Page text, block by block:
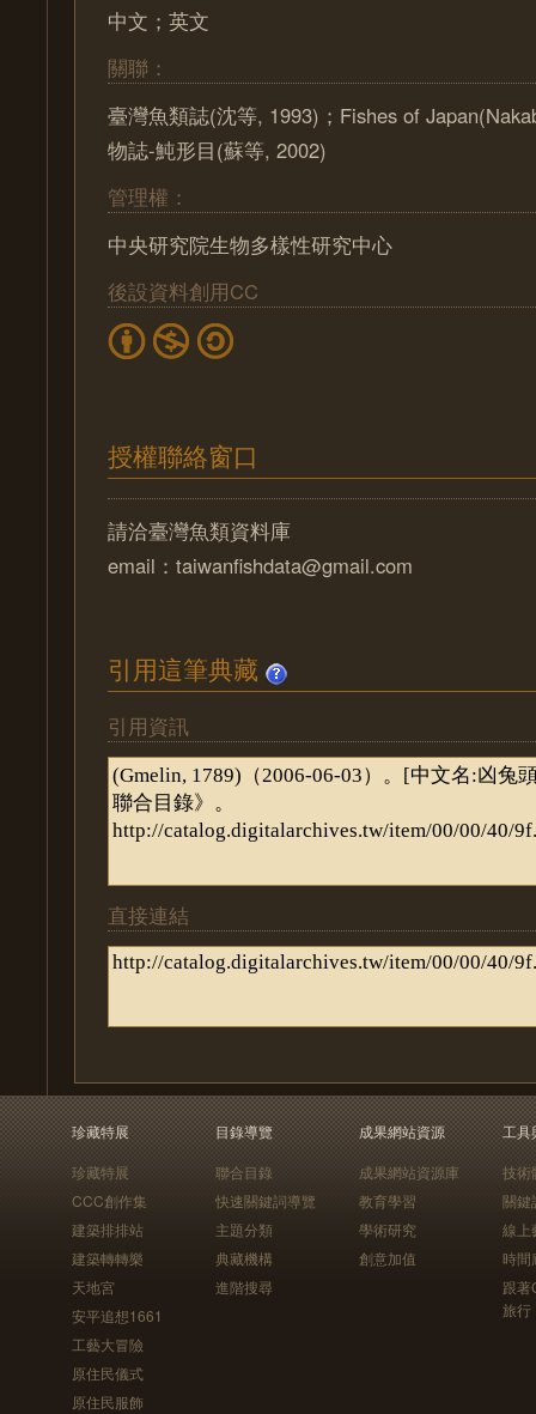
中文；英文
關聯：
臺灣魚類誌(沈等, 1993)；Fishes of
物誌-魨形目(蘇等, 2002)
管理權：
中央研究院生物多樣性研究中心
後設資料創用CC
授權聯絡窗口
請洽臺灣魚類資料庫
email：taiwanfishdata@gmail.com
引用這筆典藏
引用資訊
直接連結
珍藏特展
珍藏特展
CCC創作集
建築排排站
建築轉轉樂
天地宮
安平追想1661
工藝大冒險
原住民儀式
原住民服飾
目錄導覽
聯合目錄
快速關鍵詞導覽
主題分類
典藏機構
進階搜尋
成果網站資源
成果網站資源庫
教育學習
學術研究
創意加值
工具
技術
關鍵
線上
時間
跟
旅行